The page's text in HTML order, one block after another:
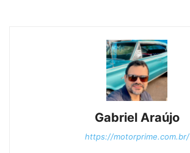
Gabriel Araújo
https://motorprime.com.br/